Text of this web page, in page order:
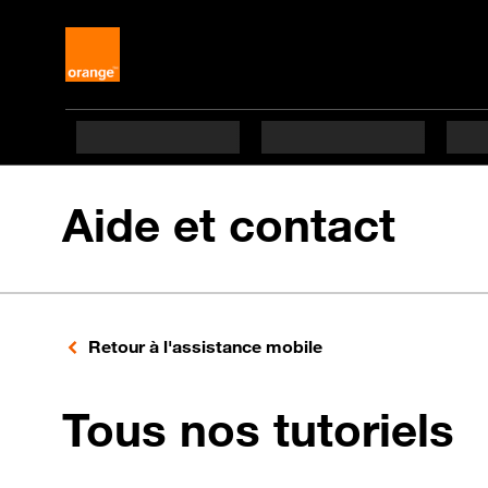
Aide et contact
Retour à l'assistance mobile
Tous nos tutoriels